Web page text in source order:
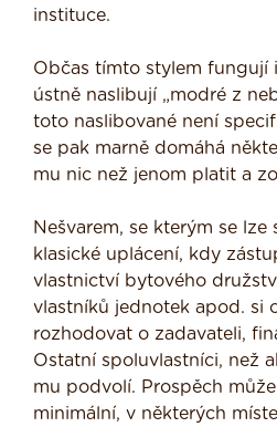
instituce.
Občas tímto stylem fungují
ústně naslibují „modré z
toto naslibované není
se pak marně domáhá
mu nic než jenom platit a
Nešvarem, se kterým se lze
klasické uplácení, kdy
vlastnictví bytového
vlastníků jednotek apod. si
rozhodovat o zadavateli,
Ostatní spoluvlastníci, než
mu podvolí. Prospěch
minimální, v některých